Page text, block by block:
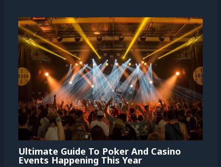
Ultimate Guide To Poker And Casino
Events Happening This Year